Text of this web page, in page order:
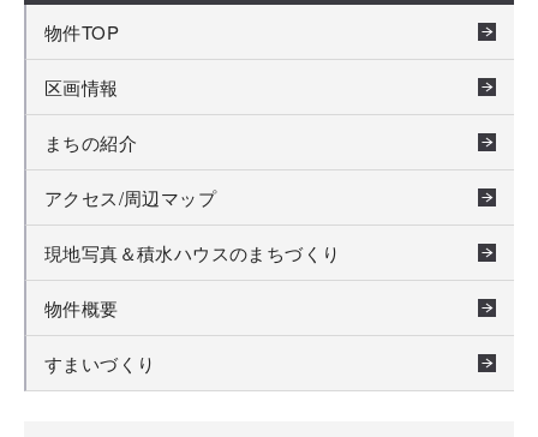
物件TOP
区画情報
まちの紹介
アクセス/周辺マップ
現地写真＆積水ハウスのまちづくり
物件概要
すまいづくり